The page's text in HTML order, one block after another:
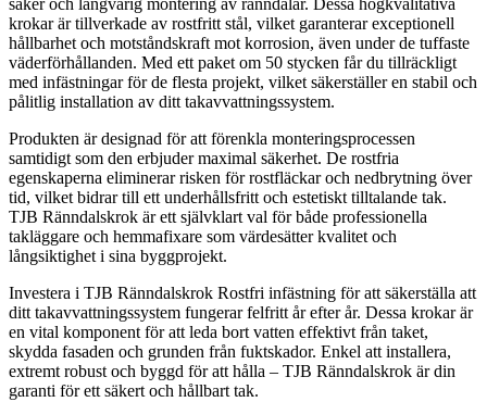
säker och långvarig montering av ränndalar. Dessa högkvalitativa
krokar är tillverkade av rostfritt stål, vilket garanterar exceptionell
hållbarhet och motståndskraft mot korrosion, även under de tuffaste
väderförhållanden. Med ett paket om 50 stycken får du tillräckligt
med infästningar för de flesta projekt, vilket säkerställer en stabil och
pålitlig installation av ditt takavvattningssystem.
Produkten är designad för att förenkla monteringsprocessen
samtidigt som den erbjuder maximal säkerhet. De rostfria
egenskaperna eliminerar risken för rostfläckar och nedbrytning över
tid, vilket bidrar till ett underhållsfritt och estetiskt tilltalande tak.
TJB Ränndalskrok är ett självklart val för både professionella
takläggare och hemmafixare som värdesätter kvalitet och
långsiktighet i sina byggprojekt.
Investera i TJB Ränndalskrok Rostfri infästning för att säkerställa att
ditt takavvattningssystem fungerar felfritt år efter år. Dessa krokar är
en vital komponent för att leda bort vatten effektivt från taket,
skydda fasaden och grunden från fuktskador. Enkel att installera,
extremt robust och byggd för att hålla – TJB Ränndalskrok är din
garanti för ett säkert och hållbart tak.